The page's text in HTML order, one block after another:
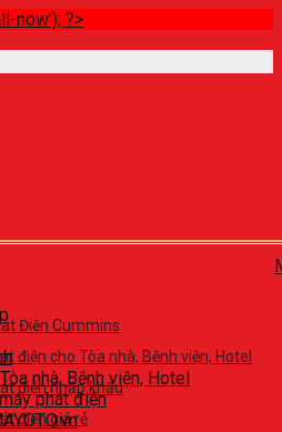
Điện Cummins
điện cho Tòa nhà, Bệnh viện, Hotel
điện nhập khẩu
điện giá rẻ
nhà, Bệnh viện, Hotel
phát điện